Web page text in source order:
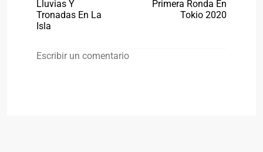
Lluvias Y
Tronadas En La
Isla
Primera Ronda En
Tokio 2020
Escribir un comentario